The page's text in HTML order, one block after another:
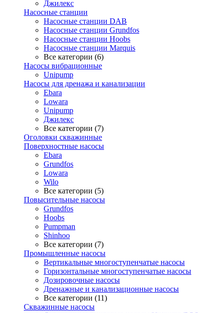
Джилекс
Насосные станции
Насосные станции DAB
Насосные станции Grundfos
Насосные станции Hoobs
Насосные станции Marquis
Все категории (6)
Насосы вибрационные
Unipump
Насосы для дренажа и канализации
Ebara
Lowara
Unipump
Джилекс
Все категории (7)
Оголовки скважинные
Поверхностные насосы
Ebara
Grundfos
Lowara
Wilo
Все категории (5)
Повысительные насосы
Grundfos
Hoobs
Pumpman
Shinhoo
Все категории (7)
Промышленные насосы
Вертикальные многоступенчатые насосы
Горизонтальные многоступенчатые насосы
Дозировочные насосы
Дренажные и канализационные насосы
Все категории (11)
Скважинные насосы